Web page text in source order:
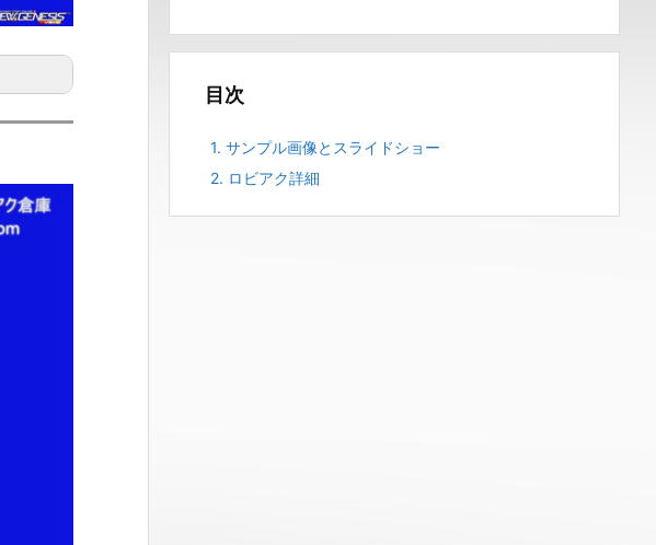
目次
1. サンプル画像とスライドショー
2. ロビアク詳細